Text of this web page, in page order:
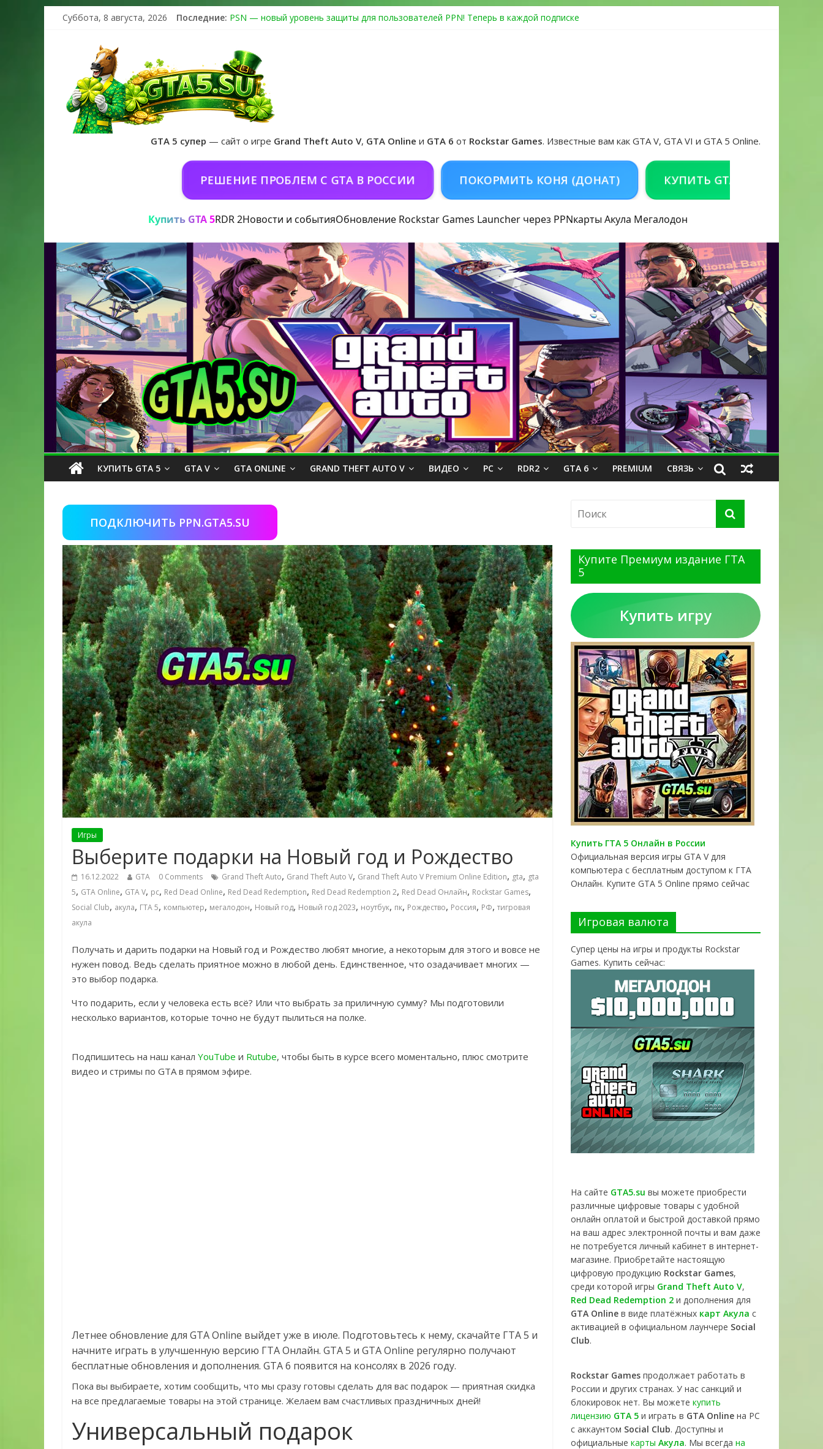
Суббота, 8 августа, 2026 Последние: PSN — новый уровень защиты для пользователей PPN! Теперь в каждой подписке
Получайте особые награды в GTA Online по программе Fine Art Collector
GTA 6 официальная обложка игры и Предзаказ Grand Theft Auto VI
GTA 5 супер — сайт о игре Grand Theft Auto V, GTA Online и GTA 6 от Rockstar Games. Известные вам как GTA V, GTA VI и GTA 5 Online.
РЕШЕНИЕ ПРОБЛЕМ С GTA В РОССИИ ПОКОРМИТЬ КОНЯ (ДОНАТ) КУПИТЬ GTA 5 ONLINE НА PC
Купить GTA 5RDR 2Новости и событияОбновление Rockstar Games Launcher через PPNкарты Акула Мегалодон
КУПИТЬ GTA 5 GTA V GTA ONLINE GRAND THEFT AUTO V ВИДЕО PC RDR2 GTA 6 PREMIUM СВЯЗЬ
ПОДКЛЮЧИТЬ PPN.GTA5.SU
Игры
Выберите подарки на Новый год и Рождество
16.12.2022 GTA 0 Comments Grand Theft Auto, Grand Theft Auto V, Grand Theft Auto V Premium Online Edition, gta, gta
5, GTA Online, GTA V, pc, Red Dead Online, Red Dead Redemption, Red Dead Redemption 2, Red Dead Онлайн, Rockstar Games,
Social Club, акула, ГТА 5, компьютер, мегалодон, Новый год, Новый год 2023, ноутбук, пк, Рождество, Россия, РФ, тигровая
акула
Получать и дарить подарки на Новый год и Рождество любят многие, а некоторым для этого и вовсе не
нужен повод. Ведь сделать приятное можно в любой день. Единственное, что озадачивает многих —
это выбор подарка.
Что подарить, если у человека есть всё? Или что выбрать за приличную сумму? Мы подготовили
несколько вариантов, которые точно не будут пылиться на полке.
Подпишитесь на наш канал YouTube и Rutube, чтобы быть в курсе всего моментально, плюс смотрите
видео и стримы по GTA в прямом эфире.
Летнее обновление для GTA Online выйдет уже в июле. Подготовьтесь к нему, скачайте ГТА 5 и
начните играть в улучшенную версию ГТА Онлайн. GTA 5 и GTA Online регулярно получают
бесплатные обновления и дополнения. GTA 6 появится на консолях в 2026 году.
Пока вы выбираете, хотим сообщить, что мы сразу готовы сделать для вас подарок — приятная скидка
на все предлагаемые товары на этой странице. Желаем вам счастливых праздничных дней!
Универсальный подарок
Купите Премиум издание ГТА
5
Купить игру
Купить ГТА 5 Онлайн в России
Официальная версия игры GTA V для
компьютера с бесплатным доступом к ГТА
Онлайн. Купите GTA 5 Online прямо сейчас
Игровая валюта
Супер цены на игры и продукты Rockstar
Games. Купить сейчас:
На сайте GTA5.su вы можете приобрести
различные цифровые товары с удобной
онлайн оплатой и быстрой доставкой прямо
на ваш адрес электронной почты и вам даже
не потребуется личный кабинет в интернет-
магазине. Приобретайте настоящую
цифровую продукцию Rockstar Games,
среди которой игры Grand Theft Auto V,
Red Dead Redemption 2 и дополнения для
GTA Online в виде платёжных карт Акула с
активацией в официальном лаунчере Social
Club.
Rockstar Games продолжает работать в
России и других странах. У нас санкций и
блокировок нет. Вы можете купить
лицензию GTA 5 и играть в GTA Online на PC
с аккаунтом Social Club. Доступны и
официальные карты Акула. Мы всегда на